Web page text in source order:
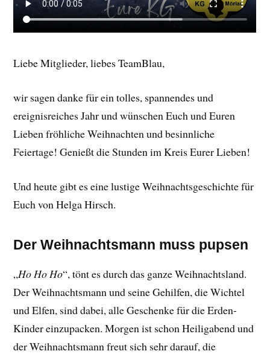
Liebe Mitglieder, liebes TeamBlau,
wir sagen danke für ein tolles, spannendes und
ereignisreiches Jahr und wünschen Euch und Euren
Lieben fröhliche Weihnachten und besinnliche
Feiertage! Genießt die Stunden im Kreis Eurer Lieben!
Und heute gibt es eine lustige Weihnachtsgeschichte für
Euch von Helga Hirsch.
Der Weihnachtsmann muss pupsen
„Ho Ho Ho“, tönt es durch das ganze Weihnachtsland.
Der Weihnachtsmann und seine Gehilfen, die Wichtel
und Elfen, sind dabei, alle Geschenke für die Erden-
Kinder einzupacken. Morgen ist schon Heiligabend und
der Weihnachtsmann freut sich sehr darauf, die